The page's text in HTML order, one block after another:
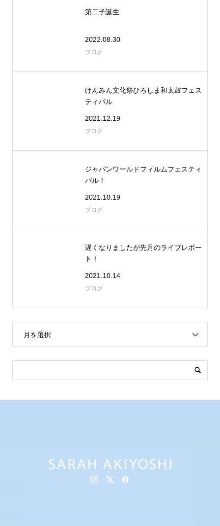
第二子誕生
2022.08.30
ブログ
けんみん文化祭ひろしま和太鼓フェス
ティバル
2021.12.19
ブログ
ジャパンワールドフィルムフェスティ
バル！
2021.10.19
ブログ
遅くなりましたが先月のライブレポー
ト！
2021.10.14
ブログ
月を選択